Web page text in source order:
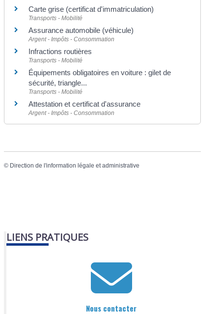
Carte grise (certificat d'immatriculation)
Transports - Mobilité
Assurance automobile (véhicule)
Argent - Impôts - Consommation
Infractions routières
Transports - Mobilité
Équipements obligatoires en voiture : gilet de
sécurité, triangle...
Transports - Mobilité
Attestation et certificat d'assurance
Argent - Impôts - Consommation
© Direction de l'information légale et administrative
LIENS PRATIQUES
Nous contacter